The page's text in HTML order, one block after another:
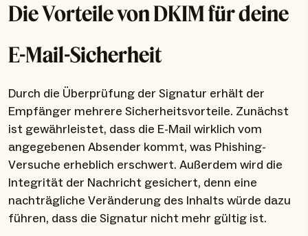
Die Vorteile von DKIM für deine
E-Mail-Sicherheit
Durch die Überprüfung der Signatur erhält der
Empfänger mehrere Sicherheitsvorteile. Zunächst
ist gewährleistet, dass die E-Mail wirklich vom
angegebenen Absender kommt, was Phishing-
Versuche erheblich erschwert. Außerdem wird die
Integrität der Nachricht gesichert, denn eine
nachträgliche Veränderung des Inhalts würde dazu
führen, dass die Signatur nicht mehr gültig ist.